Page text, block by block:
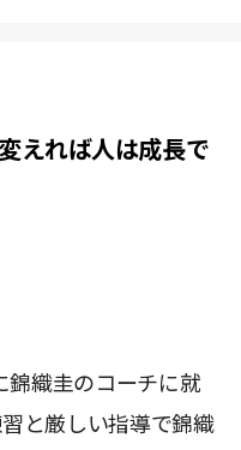
えれば人は成長で
錦織圭のコーチに就
と厳しい指導で錦織